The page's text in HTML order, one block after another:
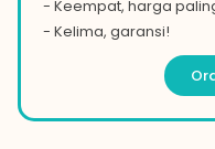
- Keempat, harga
- Kelima, garansi!